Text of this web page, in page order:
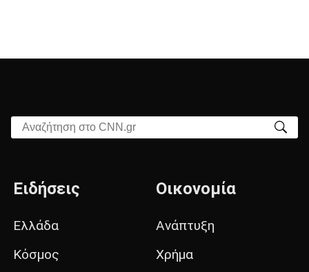
Αναζήτηση στο CNN.gr
Ειδήσεις
Ελλάδα
Κόσμος
Οικονομία
Ανάπτυξη
Χρήμα